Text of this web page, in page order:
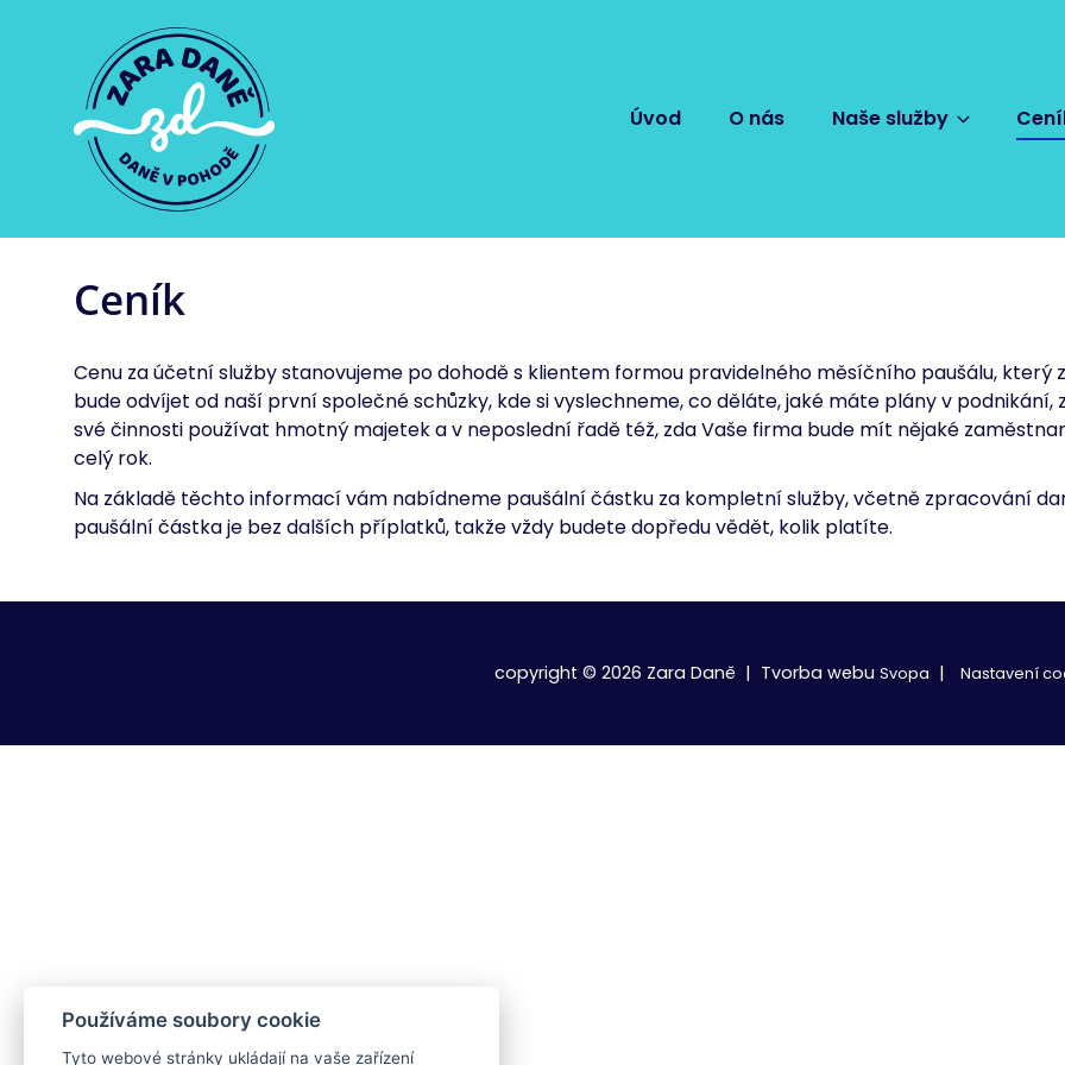
Úvod O nás Naše služby
Ceník
Cenu za účetní služby stanovujeme po dohodě s klientem formou pravidelného měsíčního paušálu, který
bude odvíjet od naší první společné schůzky, kde si vyslechneme, co děláte, jaké máte plány v
své činnosti používat hmotný majetek a v neposlední řadě též, zda Vaše firma bude mít nějaké
celý rok.
Na základě těchto informací vám nabídneme paušální částku za kompletní služby, včetně zpracování
paušální částka je bez dalších příplatků, takže vždy budete dopředu vědět, kolik platíte.
copyright © 2026 Zara Daně | Tvorba webu Svopa | Nastavení
Používáme soubory cookie
Tyto webové stránky ukládají na vaše zařízení